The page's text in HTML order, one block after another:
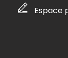
Espace